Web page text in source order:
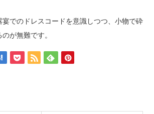
でのドレスコードを意識しつつ、小物で砕
が無難です。